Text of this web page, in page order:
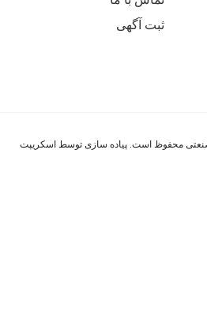
ثبت آگهی
محفوظ است. پیاده سازی توسط اسکریپت